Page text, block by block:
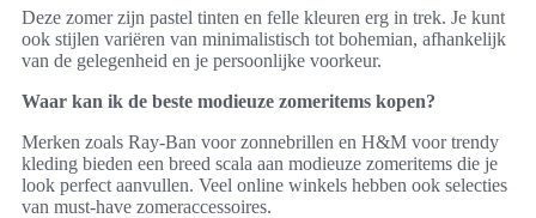
Deze zomer zijn pastel tinten en felle kleuren erg in trek. Je kunt
ook stijlen variëren van minimalistisch tot bohemian, afhankelijk
van de gelegenheid en je persoonlijke voorkeur.
Waar kan ik de beste modieuze zomeritems kopen?
Merken zoals Ray-Ban voor zonnebrillen en H&M voor trendy
kleding bieden een breed scala aan modieuze zomeritems die je
look perfect aanvullen. Veel online winkels hebben ook selecties
van must-have zomeraccessoires.